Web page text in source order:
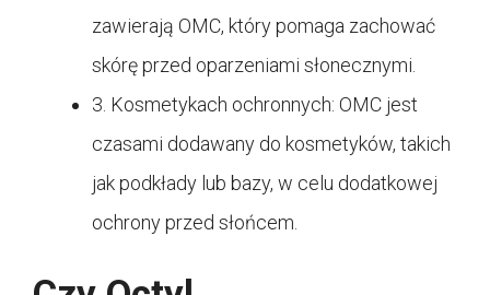
zawierają OMC, który pomaga zachować
skórę przed oparzeniami słonecznymi.
3. Kosmetykach ochronnych: OMC jest
czasami dodawany do kosmetyków, takich
jak podkłady lub bazy, w celu dodatkowej
ochrony przed słońcem.